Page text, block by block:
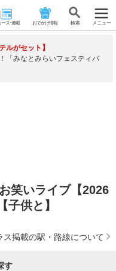
ース･連載 おでかけ情報 検 索 メニュー
ルがセット】
「みなとみらいフェスティバ
笑いライブ【2026
子供と】
ス掲載の駅・路線について
す